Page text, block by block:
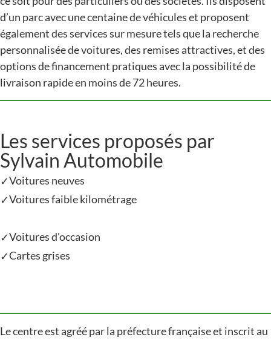
d’un parc avec une centaine de véhicules et proposent
également des services sur mesure tels que la recherche
personnalisée de voitures, des remises attractives, et des
options de financement pratiques avec la possibilité de
livraison rapide en moins de 72 heures​​.
Les services proposés par
Sylvain Automobile
✓Voitures neuves
✓Voitures faible kilométrage
✓Voitures d'occasion
✓Cartes grises
Le centre est agréé par la préfecture française et inscrit au